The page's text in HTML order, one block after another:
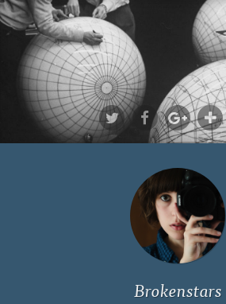
Ich bin Fyn,
23, und
wohne in
Köln
Brokenstars